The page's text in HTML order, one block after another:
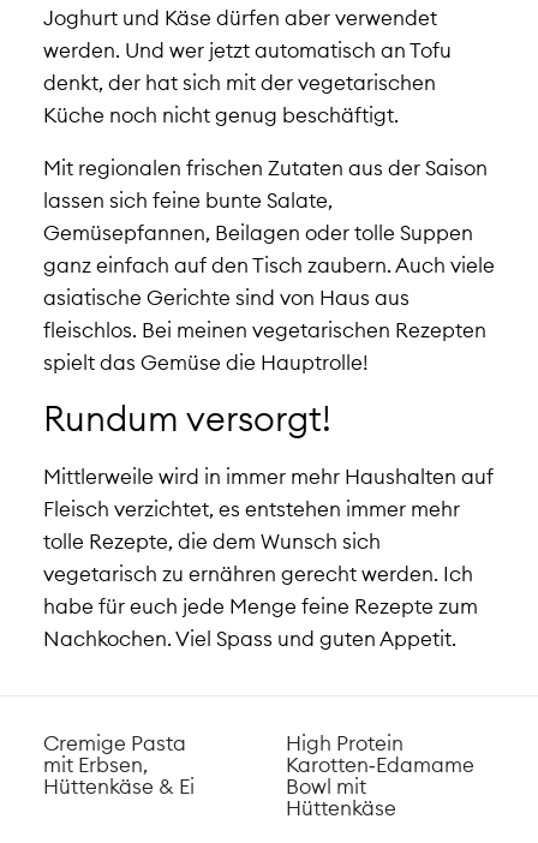
Joghurt und Käse dürfen aber verwendet
werden. Und wer jetzt automatisch an Tofu
denkt, der hat sich mit der vegetarischen
Küche noch nicht genug beschäftigt.
Mit regionalen frischen Zutaten aus der Saison
lassen sich feine bunte Salate,
Gemüsepfannen, Beilagen oder tolle Suppen
ganz einfach auf den Tisch zaubern. Auch viele
asiatische Gerichte sind von Haus aus
fleischlos. Bei meinen vegetarischen Rezepten
spielt das Gemüse die Hauptrolle!
Rundum versorgt!
Mittlerweile wird in immer mehr Haushalten auf
Fleisch verzichtet, es entstehen immer mehr
tolle Rezepte, die dem Wunsch sich
vegetarisch zu ernähren gerecht werden. Ich
habe für euch jede Menge feine Rezepte zum
Nachkochen. Viel Spass und guten Appetit.
Cremige Pasta
mit Erbsen,
Hüttenkäse & Ei
High Protein
Karotten‑Edamame
Bowl mit
Hüttenkäse